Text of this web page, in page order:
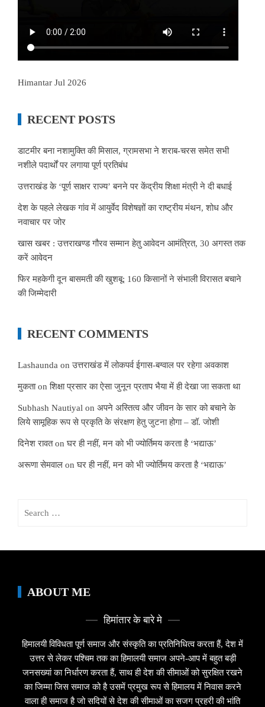
Himantar Jul 2026
RECENT POSTS
डाटमीर बना नशामुक्ति की मिसाल, ग्रामसभा ने शराब-चरस समेत सभी
नशीले पदार्थों पर लगाया पूर्ण प्रतिबंध
उत्तराखंड के ‘पूर्ण साक्षर राज्य’ बनने पर केंद्रीय शिक्षा मंत्री ने दी बधाई
देश के पहले लेखक गांव में आयुर्वेद विशेषज्ञों का राष्ट्रीय मंथन, शोध और
नवाचार पर जोर
खास खबर : उत्तराखण्ड गौरव सम्मान हेतु आवेदन आमंत्रित, 30 अगस्त तक
करें आवेदन
फिर महकेगी दून बासमती की खुशबू: 160 किसानों ने संभाली विरासत बचाने
की जिम्मेदारी
RECENT COMMENTS
Lashaunda onउत्तराखंड में लोकपर्व ईगास-बग्वाल पर रहेगा अवकाश
मुकताonशिक्षा प्रसार का ऐसा जुनून प्रताप भैया में ही देखा जा सकता था
Subhash Nautiyal on अपने अस्तित्व और जीवन के सार को बचाने के
लिये सामूहिक रूप से प्रकृति के संरक्षण हेतु जुटना होगा – डॉ. जोशी
दिनेश रावतonघर ही नहीं, मन को भी ज्योर्तिमय करता है ‘भद्याऊ’
अरूणा सेमवाल onघर ही नहीं, मन को भी ज्योर्तिमय करता है ‘भद्याऊ’
ABOUT ME
हिमांतार के बारे मे
हिमालयी विविधता पूर्ण समाज और संस्कृति का प्रतिनिधित्व करता हैं, देश में
उत्तर से लेकर पश्चिम तक का हिमालयी समाज अपने-आप में बहुत बड़ी
जनसख्यां का निर्धारण करता हैं, साथ ही देश की सीमाओं को सुरक्षित रखने
का जिम्मा जिस समाज को है उसमें प्रमुख रूप से हिमालय में निवास करने
वाला ही समाज है जो सदियों से देश की सीमाओं का सजग प्रहरी की भांति